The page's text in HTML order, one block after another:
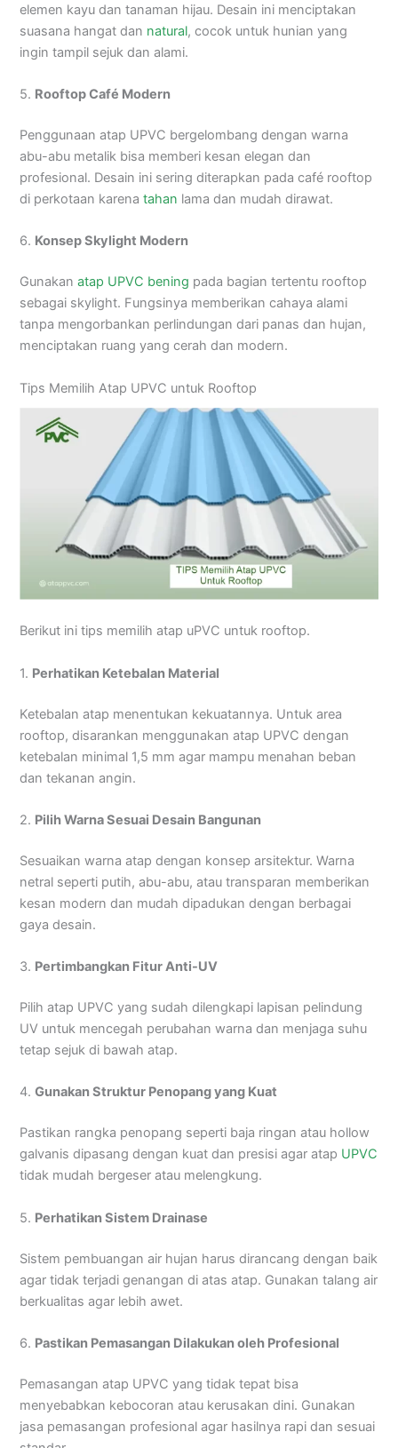
elemen kayu dan tanaman hijau. Desain ini menciptakan
suasana hangat dan natural, cocok untuk hunian yang
ingin tampil sejuk dan alami.
5. Rooftop Café Modern
Penggunaan atap UPVC bergelombang dengan warna
abu-abu metalik bisa memberi kesan elegan dan
profesional. Desain ini sering diterapkan pada café rooftop
di perkotaan karenatahan lama dan mudah dirawat.
6. Konsep Skylight Modern
Gunakanatap UPVC bening pada bagian tertentu rooftop
sebagai skylight. Fungsinya memberikan cahaya alami
tanpa mengorbankan perlindungan dari panas dan hujan,
menciptakan ruang yang cerah dan modern.
Tips Memilih Atap UPVC untuk Rooftop
Berikut ini tips memilih atap uPVC untuk rooftop.
1. Perhatikan Ketebalan Material
Ketebalan atap menentukan kekuatannya. Untuk area
rooftop, disarankan menggunakan atap UPVC dengan
ketebalan minimal 1,5 mm agar mampu menahan beban
dan tekanan angin.
2. Pilih Warna Sesuai Desain Bangunan
Sesuaikan warna atap dengan konsep arsitektur. Warna
netral seperti putih, abu-abu, atau transparan memberikan
kesan modern dan mudah dipadukan dengan berbagai
gaya desain.
3. Pertimbangkan Fitur Anti-UV
Pilih atap UPVC yang sudah dilengkapi lapisan pelindung
UV untuk mencegah perubahan warna dan menjaga suhu
tetap sejuk di bawah atap.
4.Gunakan Struktur Penopang yang Kuat
Pastikan rangka penopang seperti baja ringan atau hollow
galvanis dipasang dengan kuat dan presisi agar atap UPVC
tidak mudah bergeser atau melengkung.
5. Perhatikan Sistem Drainase
Sistem pembuangan air hujan harus dirancang dengan baik
agar tidak terjadi genangan di atas atap. Gunakan talang air
berkualitas agar lebih awet.
6. Pastikan Pemasangan Dilakukan oleh Profesional
Pemasangan atap UPVC yang tidak tepat bisa
menyebabkan kebocoran atau kerusakan dini. Gunakan
jasa pemasangan profesional agar hasilnya rapi dan sesuai